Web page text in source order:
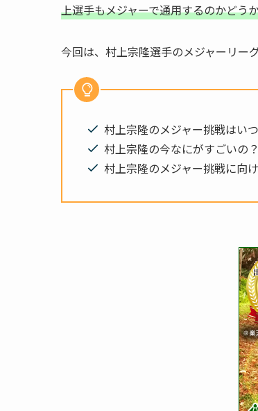
上選手もメジャーで通用するのかどう
今回は、村上宗隆選手のメジャーリー
村上宗隆のメジャー挑戦はい
村上宗隆の今なにがすごいの
村上宗隆のメジャー挑戦に向